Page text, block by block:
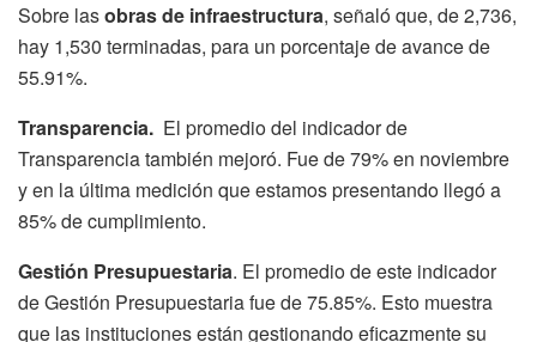
Sobre lasobras de infraestructura, señaló que, de 2,736,
hay 1,530 terminadas, para un porcentaje de avance de
55.91%.
Transparencia. El promedio del indicador de
Transparencia también mejoró. Fue de 79% en noviembre
y en la última medición que estamos presentando llegó a
85% de cumplimiento.
Gestión Presupuestaria. El promedio de este indicador
de Gestión Presupuestaria fue de 75.85%. Esto muestra
que las instituciones están gestionando eficazmente su